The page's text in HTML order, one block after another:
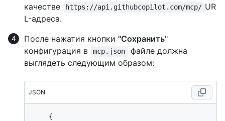
качестве
https://api.githubcopilot.com/mcp/ UR
L-адреса.
После нажатия кнопки "Сохранить"
конфигурация в
mcp.json
файле должна
выглядеть следующим образом:
JSON
{